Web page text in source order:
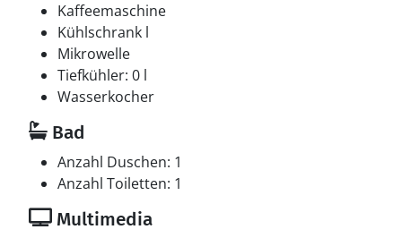
Kaffeemaschine
Kühlschrank l
Mikrowelle
Tiefkühler: 0 l
Wasserkocher
Bad
Anzahl Duschen: 1
Anzahl Toiletten: 1
Multimedia